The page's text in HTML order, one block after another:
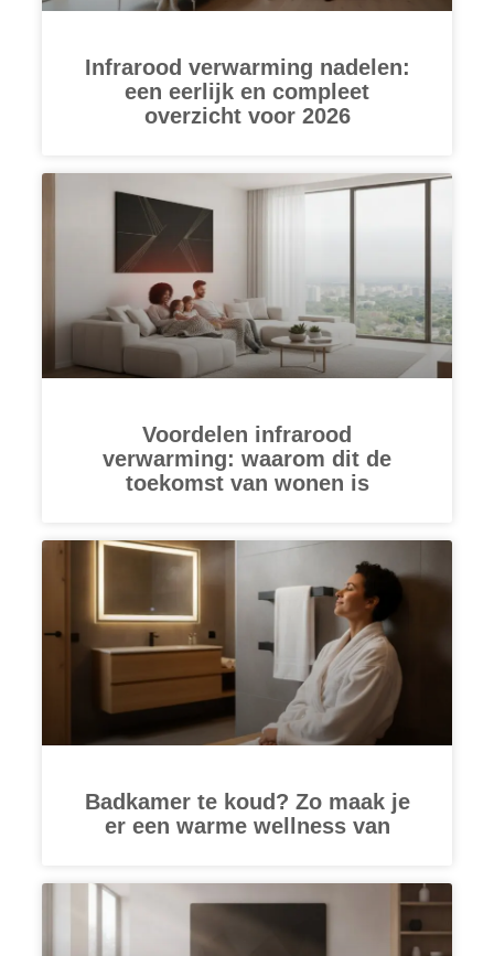
Infrarood verwarming nadelen:
een eerlijk en compleet
overzicht voor 2026
Voordelen infrarood
verwarming: waarom dit de
toekomst van wonen is
Badkamer te koud? Zo maak je
er een warme wellness van